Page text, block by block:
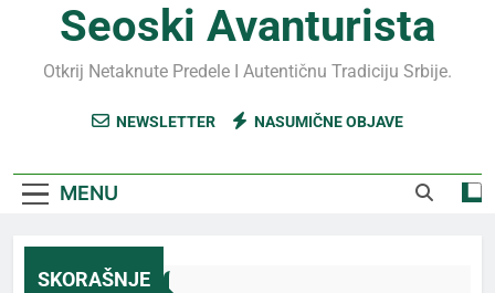
Seoski Avanturista
Otkrij Netaknute Predele I Autentičnu Tradiciju Srbije.
NEWSLETTER NASUMIČNE OBJAVE
MENU
SKORAŠNJE